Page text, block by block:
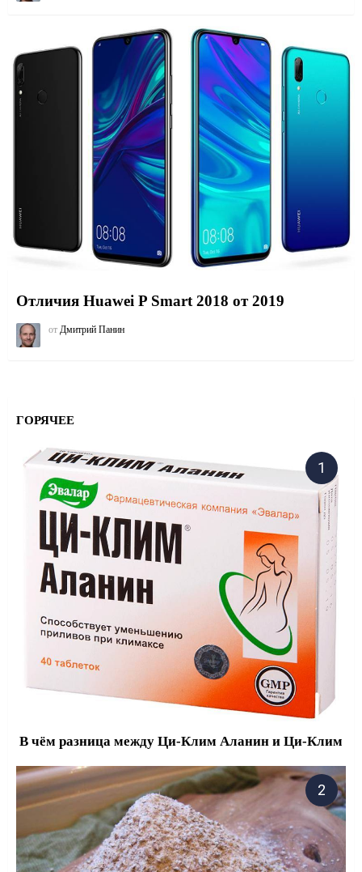
Отличия Huawei P Smart 2018 от 2019
от Дмитрий Панин
ГОРЯЧЕЕ
В чём разница между Ци-Клим Аланин и Ци-Клим